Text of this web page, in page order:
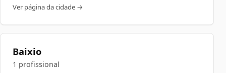
Ver página da cidade →
Baixio
1 profissional